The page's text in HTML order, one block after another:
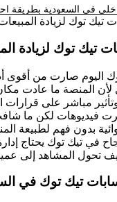
في السعودية بطريقة
السعودية بطريقة
بطريقة احترافية
الديكور والمصممين
عملاء جدد وبناء صورة
تيك توك لزيادة
اليوم صارت من أقوى
المنصة ما عادت
مباشر على قرارات
فيديوهات لكن ما
بدون فهم لطبيعة
في تيك توك يحتاج
تحول المشاهد إلى
تيك توك في